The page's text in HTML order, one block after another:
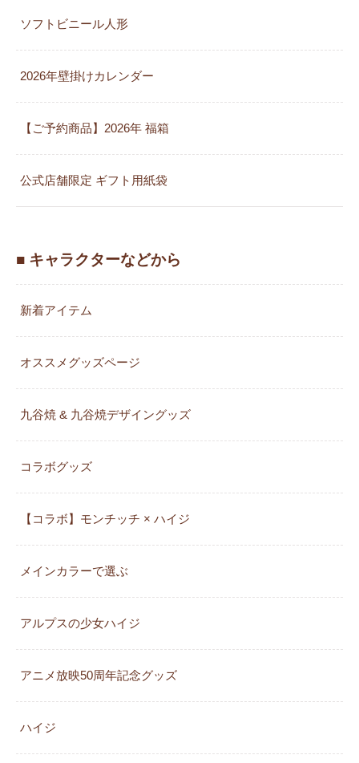
ソフトビニール人形
2026年壁掛けカレンダー
【ご予約商品】2026年 福箱
公式店舗限定 ギフト用紙袋
■ キャラクターなどから
新着アイテム
オススメグッズページ
九谷焼 & 九谷焼デザイングッズ
コラボグッズ
【コラボ】モンチッチ × ハイジ
メインカラーで選ぶ
アルプスの少女ハイジ
アニメ放映50周年記念グッズ
ハイジ